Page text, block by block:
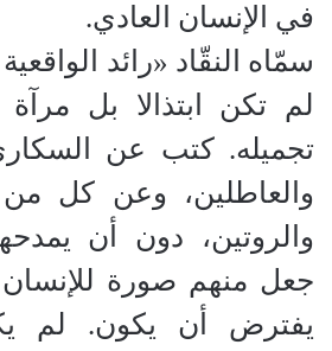
في الإنسان العادي.
سمّاه النقّاد «رائد
لم تكن ابتذالا بل
تجميله. كتب عن
والعاطلين، وعن كل من
والروتين، دون أن
جعل منهم صورة للإنسان
يفترض أن يكون. لم